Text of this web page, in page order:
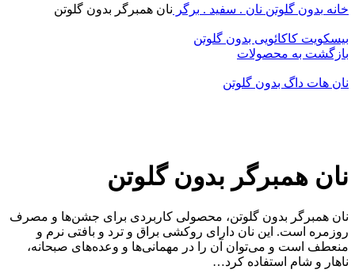
خانه بدون گلوتن نان . سفید . برگر نان همبرگر بدون گلوتن
بیسکویت کاکائویی بدون گلوتن
بازگشت به محصولات
نان هات داگ بدون گلوتن
نان همبرگر بدون گلوتن
نان همبرگر بدون گلوتن، محصولی کاربردی برای جشن‌ها و مصرف
روزمره است. این نان دارای روکشی براق و ترد و بافتی نرم و
منعطف است و می‌توان آن را در مهمانی‌ها و وعده‌های صبحانه،
ناهار و شام استفاده کرد…